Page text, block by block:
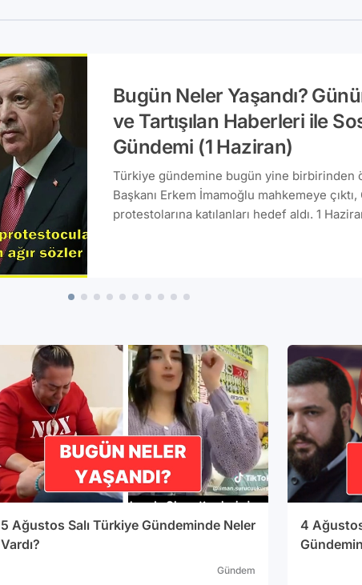
Bugün Neler Yaşandı?
ve Tartışılan Haberleri ile
Gündemi (1 Haziran)
Türkiye gündemine bugün yine birbirinden
Başkanı Erkem İmamoğlu mahkemeye
protestolarına katılanları hedef aldı. 1
ve Türkiye'de yaşanan son dakika
5 Ağustos Salı Türkiye Gündeminde Neler
Vardı?
Gündem
4